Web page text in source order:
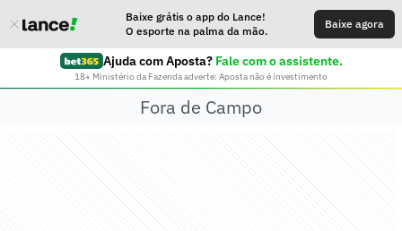
Baixe grátis o app do Lance!
O esporte na palma da mão.
Baixe agora
Ajuda com Aposta? Fale com o assistente.
18+ Ministério da Fazenda adverte: Aposta não é investimento
Fora de Campo